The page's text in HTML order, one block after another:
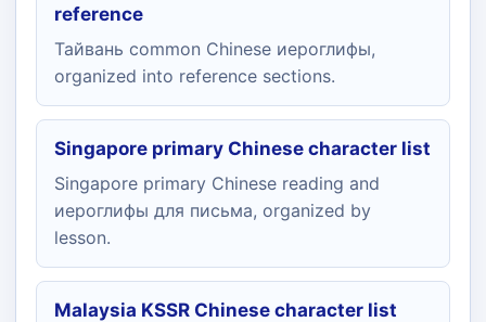
reference
Тайвань common Chinese иероглифы,
organized into reference sections.
Singapore primary Chinese character list
Singapore primary Chinese reading and
иероглифы для письма, organized by
lesson.
Malaysia KSSR Chinese character list